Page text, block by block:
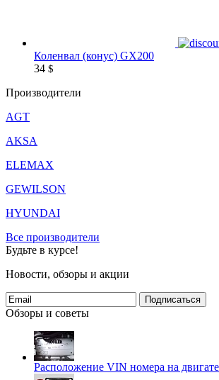
Коленвал (конус) GX200
34 $
Производители
AGT
AKSA
ELEMAX
GEWILSON
HYUNDAI
Все производители
Будьте в курсе!
Новости, обзоры и акции
Подписаться
Обзоры и советы
Расположение VIN номера на